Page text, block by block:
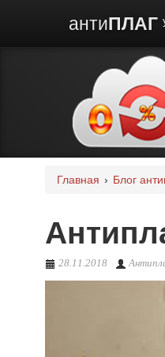
антиПЛАГ
Главная › Блог
28.11.2018